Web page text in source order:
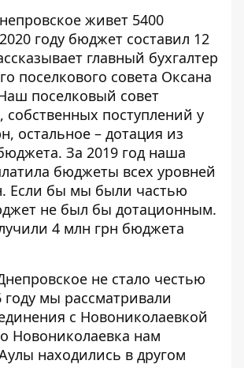
живет 5400
году бюджет составил 12
главный бухгалтер
поселкового совета Оксана
поселковый совет
собственных поступлений у
остальное – дотация из
За 2019 год наша
бюджеты всех уровней
Если бы мы были частью
не был бы дотационным.
4 млн грн бюджета
не стало честью
году мы рассматривали
с Новониколаевкой
Новониколаевка нам
находились в другом